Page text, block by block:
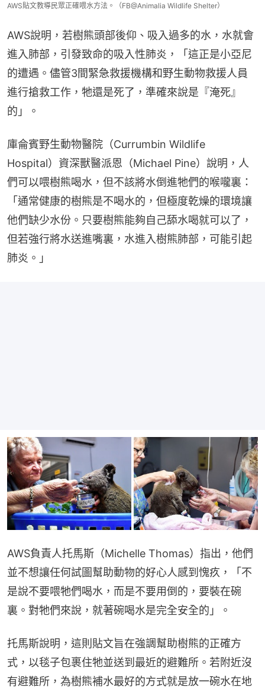
AWS貼文教導民眾正確喂水方法。（FB@Animalia Wildlife Shelter）
AWS說明，若樹熊頭部後仰、吸入過多的水，水就會
進入肺部，引發致命的吸入性肺炎，「這正是小亞尼
的遭遇。儘管3間緊急救援機構和野生動物救援人員
進行搶救工作，牠還是死了，準確來說是『淹死』
的」。
庫侖賓野生動物醫院（Currumbin Wildlife
Hospital）資深獸醫派恩（Michael Pine）說明，人
們可以喂樹熊喝水，但不該將水倒進牠們的喉嚨裏：
「通常健康的樹熊是不喝水的，但極度乾燥的環境讓
他們缺少水份。只要樹熊能夠自己舔水喝就可以了，
但若強行將水送進嘴裏，水進入樹熊肺部，可能引起
肺炎。」
AWS負責人托馬斯（Michelle Thomas）指出，他們
並不想讓任何試圖幫助動物的好心人感到愧疚，「不
是說不要喂牠們喝水，而是不要用倒的，要裝在碗
裏。對牠們來說，就著碗喝水是完全安全的」。
托馬斯說明，這則貼文旨在強調幫助樹熊的正確方
式，以毯子包裹住牠並送到最近的避難所。若附近沒
有避難所，為樹熊補水最好的方式就是放一碗水在地